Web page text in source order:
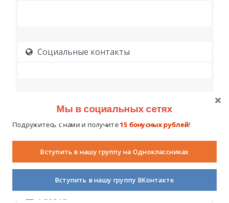
Социальные контакты
Работа
Мы в социальных сетях
Подружитесь с нами и получите15 бонусных рублей!
Вступить в нашу группу на Одноклассниках
Вступить в нашу группу ВКонтакте